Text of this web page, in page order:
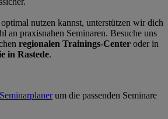
nutzen kannst, unterstützen wir dich
an praxisnahen Seminaren. Besuche uns
regionalen Trainings-Center oder in
in Rastede.
Seminarplanerum die passenden Seminare